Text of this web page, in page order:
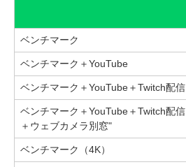
ベンチマーク
ベンチマーク＋YouTube
ベンチマーク＋YouTube＋Twitch配信
ベンチマーク＋YouTube＋Twitch配信
＋ウェブカメラ別窓"
ベンチマーク（4K）